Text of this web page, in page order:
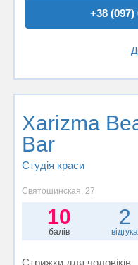
+38 (097)
Xarizma
Bar
Студія краси
Святошинская, 27
10
балів
2
відгука
Стрижки для чоловіків